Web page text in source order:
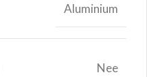
Aluminium
Nee